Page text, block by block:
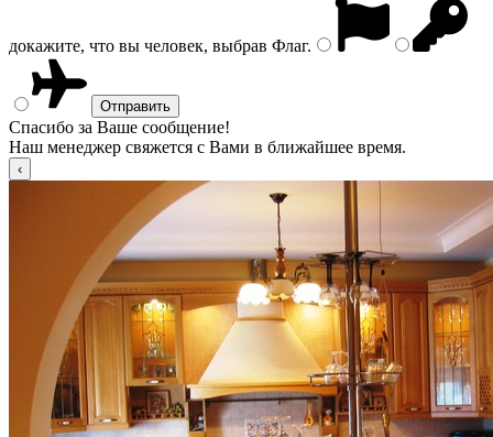
докажите, что вы человек, выбрав Флаг.
Спасибо за Ваше сообщение!
Наш менеджер свяжется с Вами в ближайшее время.